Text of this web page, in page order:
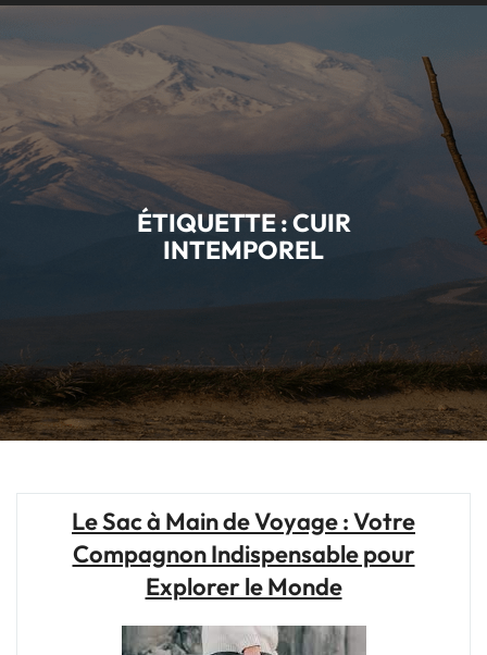
ÉTIQUETTE :CUIR
INTEMPOREL
Le Sac à Main de Voyage : Votre
Compagnon Indispensable pour
Explorer le Monde